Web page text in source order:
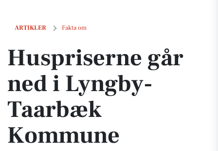
ARTIKLER Fakta om
Huspriserne går ned i Lyngby-Taarbæk Kommune
Huspriserne går
ned i Lyngby-
Taarbæk
Kommune